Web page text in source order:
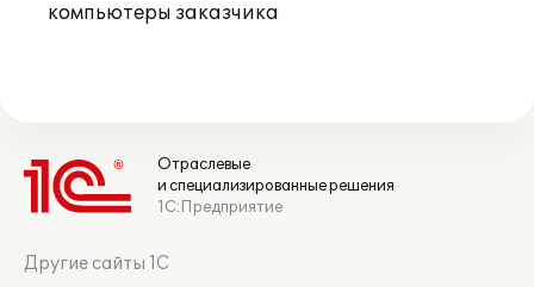
компьютеры заказчика
Отраслевые
и специализированные решения
1С:Предприятие
Другие сайты 1С